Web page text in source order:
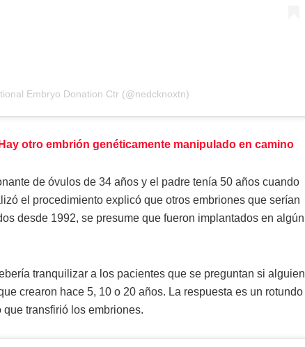
Embryo Donation Ctr (@nedcknoxtn)
otro embrión genéticamente manipulado en camino
de óvulos de 34 años y el padre tenía 50 años cuando
el procedimiento explicó que otros embriones que serían
desde 1992, se presume que fueron implantados en algún
tranquilizar a los pacientes que se preguntan si alguien
crearon hace 5, 10 o 20 años. La respuesta es un rotundo
transfirió los embriones.